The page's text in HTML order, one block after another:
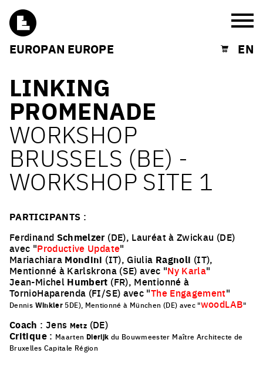
EUROPAN EUROPE Shopping cart
EN
LINKING
PROMENADE
WORKSHOP
BRUSSELS (BE) -
WORKSHOP SITE 1
PARTICIPANTS :
Ferdinand Schmelzer(DE), Lauréat à Zwickau (DE)
avec "Productive Update"
Mariachiara Mondini (IT), Giulia Ragnoli (IT),
Mentionné à Karlskrona (SE) avec "Ny Karla"
Jean-Michel Humbert (FR), Mentionné à
TornioHaparenda (FI/SE) avec "The Engagement"
Dennis Winkler 5DE), Mentionné à München (DE) avec "woodLAB"
Coach : Jens Metz (DE)
Critique : Maarten Dierijk du Bouwmeester Maître Architecte de
Bruxelles Capitale Région